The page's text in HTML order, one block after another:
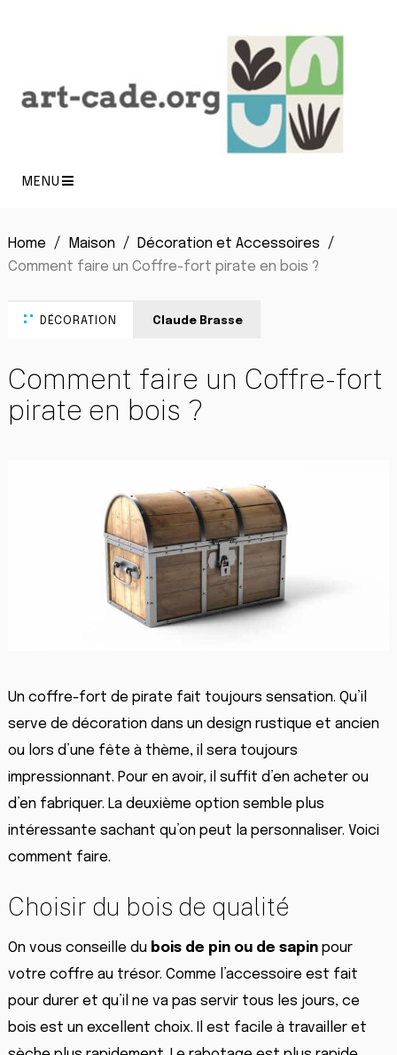
MENU
Home Maison
Décoration et Accessoires
Comment faire un Coffre-fort pirate en bois ?
DÉCORATION Claude Brasse
Comment faire un Coffre-fort
pirate en bois ?
Un coffre-fort de pirate fait toujours sensation. Qu’il
serve de décoration dans un design rustique et ancien
ou lors d’une fête à thème, il sera toujours
impressionnant. Pour en avoir, il suffit d’en acheter ou
d’en fabriquer. La deuxième option semble plus
intéressante sachant qu’on peut la personnaliser. Voici
comment faire.
Choisir du bois de qualité
On vous conseille du bois de pin ou de sapinpour
votre coffre au trésor. Comme l’accessoire est fait
pour durer et qu’il ne va pas servir tous les jours, ce
bois est un excellent choix. Il est facile à travailler et